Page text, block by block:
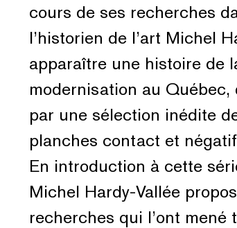
cours de ses recherches
l’historien de l’art Michel
apparaître une histoire de
modernisation au Québec,
par une sélection inédite
planches contact et
En introduction à cette
Michel Hardy-Vallée
recherches qui l’ont